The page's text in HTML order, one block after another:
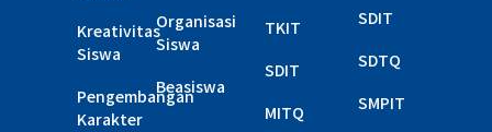
Kreativitas
Siswa
Pengembangan
Karakter
Organisasi
Siswa
Beasiswa
TKIT
SDIT
MITQ
SDIT
SDTQ
SMPIT